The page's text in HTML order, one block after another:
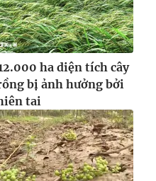
ha diện tích cây
bị ảnh hưởng bởi
tai